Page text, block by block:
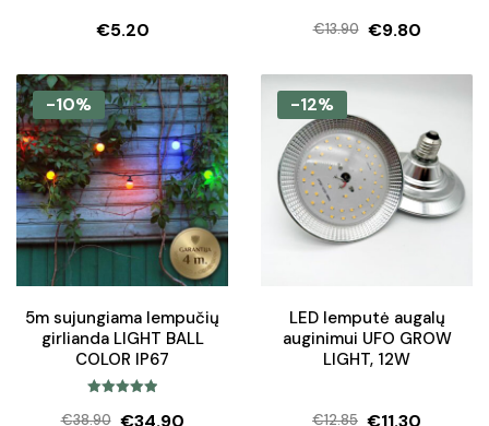
€5.20 €13.90
Original
price
€13.90.
€9.80
Current
price
€9.80.
-10%
5m sujungiama lempučių
girlianda LIGHT BALL
COLOR IP67
5.00 iš 5
€38.90 €34.90
-12%
LED lemputė augalų
auginimui UFO GROW
LIGHT, 12W
€12.85 €11.30